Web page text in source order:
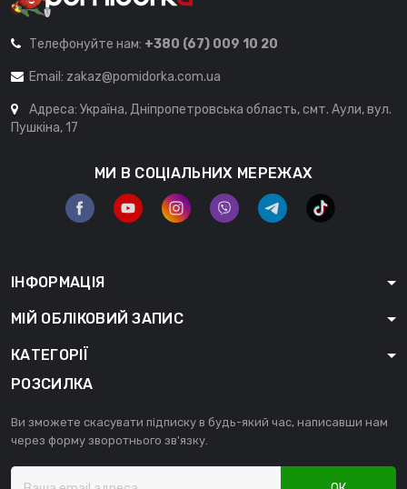
Телефонуйте нам: +380 (67) 009 10 20
Email: zakaz@pomidorka.com.ua
Адреса: Україна, Дніпропетровська область, смт. Аули, вул.
Пушкіна, 17
МИ В СОЦІАЛЬНИХ МЕРЕЖАХ
ІНФОРМАЦІЯ
МІЙ ОБЛІКОВИЙ ЗАПИС
КАТЕГОРІЇ
РОЗСИЛКА
Ви зможете скасувати підписку в будь-який час, написавши нам
через форму зворотнього зв'язку.